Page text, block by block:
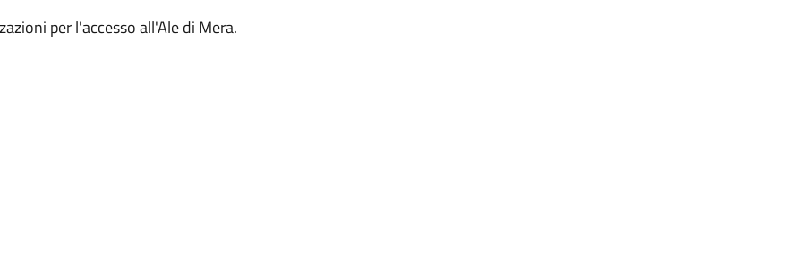
per l'accesso all'Ale di Mera.